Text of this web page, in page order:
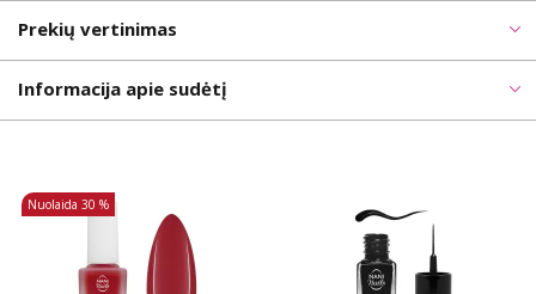
Prekių vertinimas
Informacija apie sudėtį
Nuolaida 30 %